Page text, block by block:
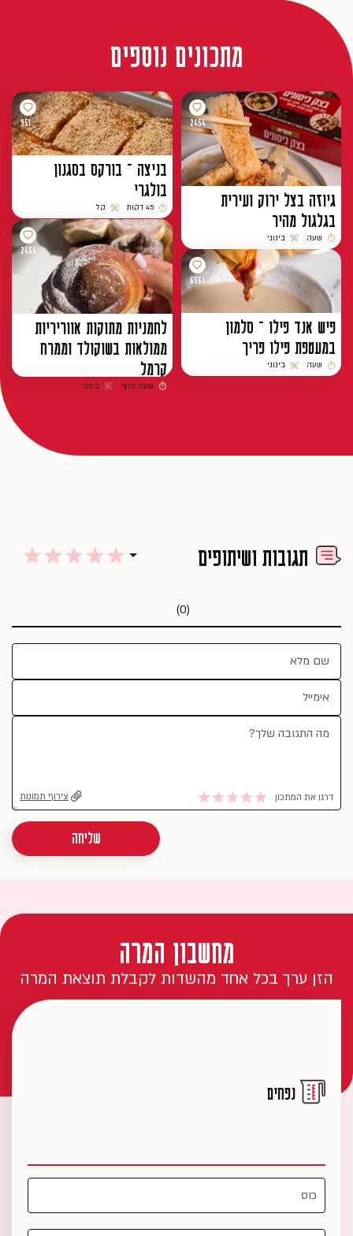
מתכונים נוספים
2454
גיוזה בצל ירוק ועירית
בגלגול מהיר
זמן הכנה
שעה
רמת קושי
בינוני
951
בניצה – בורקס בסגנון
בולגרי
זמן הכנה
45 דקות
רמת קושי
קל
6564
פיש אנד פילו – סלמון
במעטפת פילו פריך
זמן הכנה
שעה
רמת קושי
בינוני
2464
לחמניות מתוקות אווריריות
ממולאות בשוקולד וממרח
קרמל
זמן הכנה
שעה וחצי
רמת קושי
בינוני
תגובות ושיתופים
(0)
דרגו את המתכון צירוף תמונות
שליחה
מחשבון המרה
הזן ערך בכל אחד מהשדות לקבלת תוצאת המרה
נפחים